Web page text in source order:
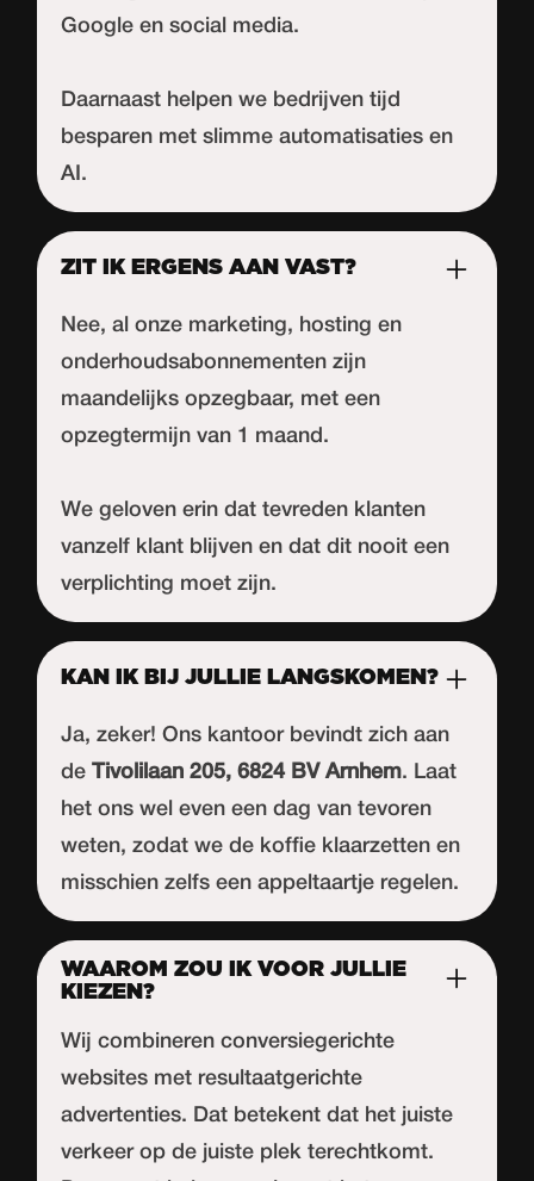
Google en social media.
Daarnaast helpen we bedrijven tijd
besparen met slimme automatisaties en
AI.
ZIT IK ERGENS AAN VAST?
Nee, al onze marketing, hosting en
onderhoudsabonnementen zijn
maandelijks opzegbaar, met een
opzegtermijn van 1 maand.
We geloven erin dat tevreden klanten
vanzelf klant blijven en dat dit nooit een
verplichting moet zijn.
KAN IK BIJ JULLIE LANGSKOMEN?
Ja, zeker! Ons kantoor bevindt zich aan
deTivolilaan 205, 6824 BV Arnhem. Laat
het ons wel even een dag van tevoren
weten, zodat we de koffie klaarzetten en
misschien zelfs een appeltaartje regelen.
WAAROM ZOU IK VOOR JULLIE
KIEZEN?
Wij combineren conversiegerichte
websites met resultaatgerichte
advertenties. Dat betekent dat het juiste
verkeer op de juiste plek terechtkomt.